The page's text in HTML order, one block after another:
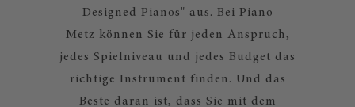
Designed Pianos" aus. Bei Piano
Metz können Sie für jeden Anspruch,
jedes Spielniveau und jedes Budget das
richtige Instrument finden. Und das
Beste daran ist, dass Sie mit dem